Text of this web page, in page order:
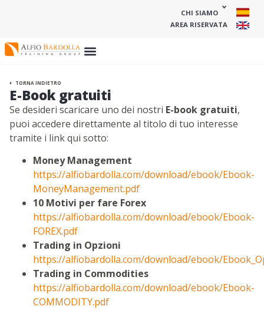
CHI SIAMO
AREA RISERVATA
TORNA INDIETRO
E-Book gratuiti
Se desideri scaricare uno dei nostri E-book gratuiti,
puoi accedere direttamente al titolo di tuo interesse
tramite i link qui sotto:
Money Management
https://alfiobardolla.com/download/ebook/Ebook-
MoneyManagement.pdf
10 Motivi per fare Forex
https://alfiobardolla.com/download/ebook/Ebook-
FOREX.pdf
Trading in Opzioni
https://alfiobardolla.com/download/ebook/
Trading in Commodities
https://alfiobardolla.com/download/ebook/Ebook-
COMMODITY.pdf